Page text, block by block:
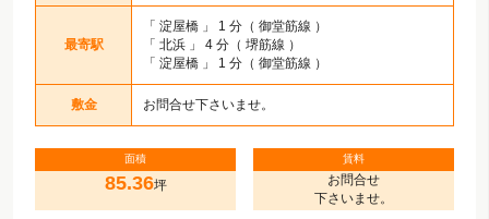
最寄駅
「 淀屋橋 」 1 分（ 御堂筋線 ）
「 北浜 」 4 分（ 堺筋線 ）
「 淀屋橋 」 1 分（ 御堂筋線 ）
敷金 お問合せ下さいませ。
面積
85.36坪
賃料
お問合せ
下さいませ。